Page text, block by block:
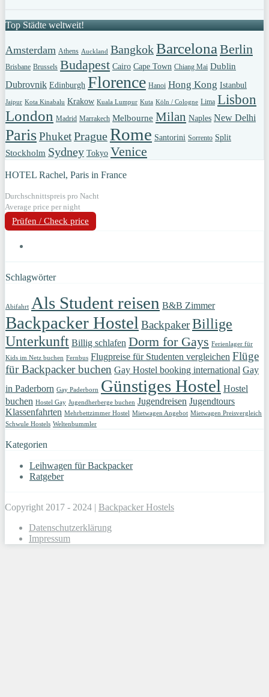
Top Städte weltweit!
Amsterdam Athens Auckland BangkokBarcelonaBerlin
Brisbane Brussels Budapest Cairo Cape Town Chiang Mai Dublin
Dubrovnik Edinburgh Florence Hanoi Hong Kong Istanbul
Jaipur Kota Kinabalu Krakow Kuala Lumpur Kuta Köln / Cologne Lima Lisbon
London Madrid Marrakech Melbourne Milan Naples New Delhi
ParisPhuketPragueRome Santorini Sorrento Split
Stockholm Sydney Tokyo Venice
HOTEL Rachel, Paris in France
Durchschnittspreis pro Nacht
Average price per night
Prüfen / Check price
Schlagwörter
Abifahrt Als Student reisen B&B Zimmer
Backpacker HostelBackpakerBillige
Unterkunft Billig schlafen Dorm for Gays Ferienlager für
Kids im Netz buchen Fernbus Flugpreise für Studenten vergleichen Flüge
für Backpacker buchen Gay Hostel booking international Gay
in Paderborn Gay Paderborn Günstiges Hostel Hostel
buchen Hostel Gay Jugendherberge buchen Jugendreisen Jugendtours
Klassenfahrten Mehrbettzimmer Hostel Mietwagen Angebot Mietwagen Preisvergleich
Schwule Hostels Weltenbummler
Kategorien
Leihwagen für Backpacker
Ratgeber
Copyright 2017 - 2024 | Backpacker Hostels
Datenschutzerklärung
Impressum